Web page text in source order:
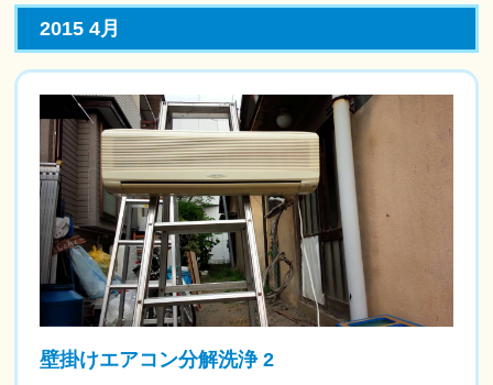
2015 4月
壁掛けエアコン分解洗浄 2